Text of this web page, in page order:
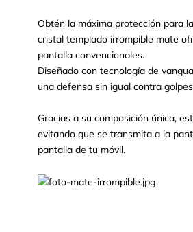
Obtén la máxima protección para
cristal templado irrompible mate
pantalla convencionales.
Diseñado con tecnología de
una defensa sin igual contra
Gracias a su composición única,
evitando que se transmita a la
pantalla de tu móvil.